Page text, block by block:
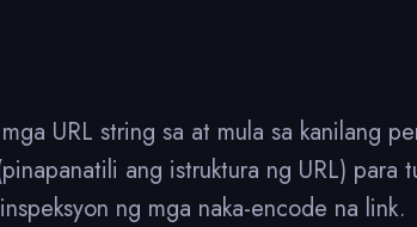
URL string sa at mula sa kanilang
ang istruktura ng URL)
ng mga naka-encode na link.